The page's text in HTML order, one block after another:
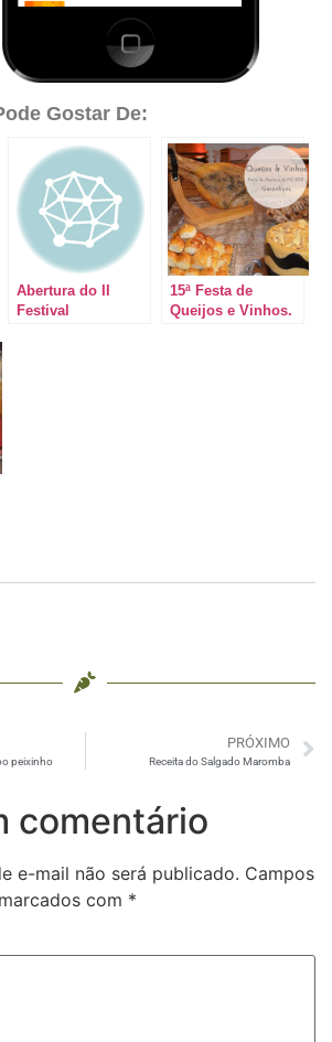
Gostar De:
Abertura do II
Festival
15ª Festa de
Queijos e Vinhos.
peixinho
PRÓXIMO
Receita do Salgado Maromba
comentário
e-mail não será publicado. Campos
com *